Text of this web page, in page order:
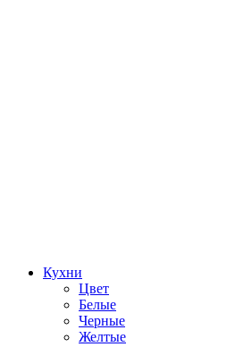
Кухни
Цвет
Белые
Черные
Желтые